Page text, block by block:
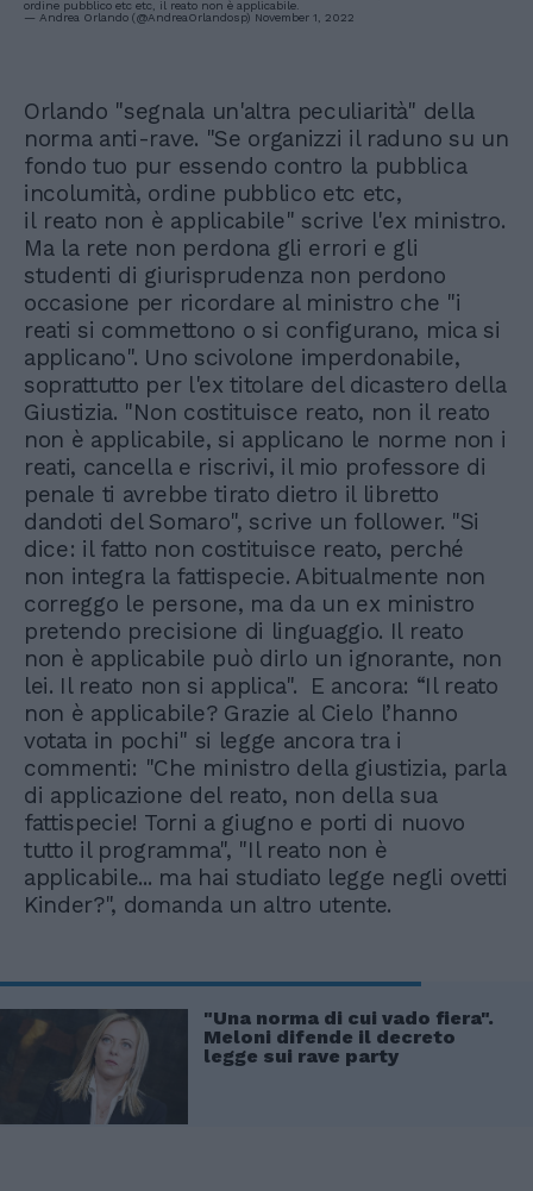
ordine pubblico etc etc, il reato non è applicabile.
— Andrea Orlando (@AndreaOrlandosp) November 1, 2022
Orlando "segnala un'altra peculiarità" della
norma anti-rave. "Se organizzi il raduno su un
fondo tuo pur essendo contro la pubblica
incolumità, ordine pubblico etc etc,
il reato non è applicabile" scrive l'ex ministro.
Ma la rete non perdona gli errori e gli
studenti di giurisprudenza non perdono
occasione per ricordare al ministro che "i
reati si commettono o si configurano, mica si
applicano". Uno scivolone imperdonabile,
soprattutto per l'ex titolare del dicastero della
Giustizia. "Non costituisce reato, non il reato
non è applicabile, si applicano le norme non i
reati, cancella e riscrivi, il mio professore di
penale ti avrebbe tirato dietro il libretto
dandoti del Somaro", scrive un follower. "Si
dice: il fatto non costituisce reato, perché
non integra la fattispecie. Abitualmente non
correggo le persone, ma da un ex ministro
pretendo precisione di linguaggio. Il reato
non è applicabile può dirlo un ignorante, non
lei. Il reato non si applica". E ancora: “Il reato
non è applicabile? Grazie al Cielo l’hanno
votata in pochi" si legge ancora tra i
commenti: "Che ministro della giustizia, parla
di applicazione del reato, non della sua
fattispecie! Torni a giugno e porti di nuovo
tutto il programma", "Il reato non è
applicabile... ma hai studiato legge negli ovetti
Kinder?", domanda un altro utente.
"Una norma di cui vado fiera".
Meloni difende il decreto
legge sui rave party